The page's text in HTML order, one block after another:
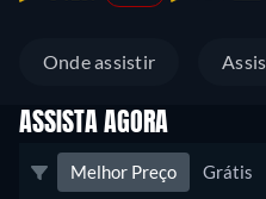
Onde assistir
ASSISTA AGORA
Melhor Preço Grátis